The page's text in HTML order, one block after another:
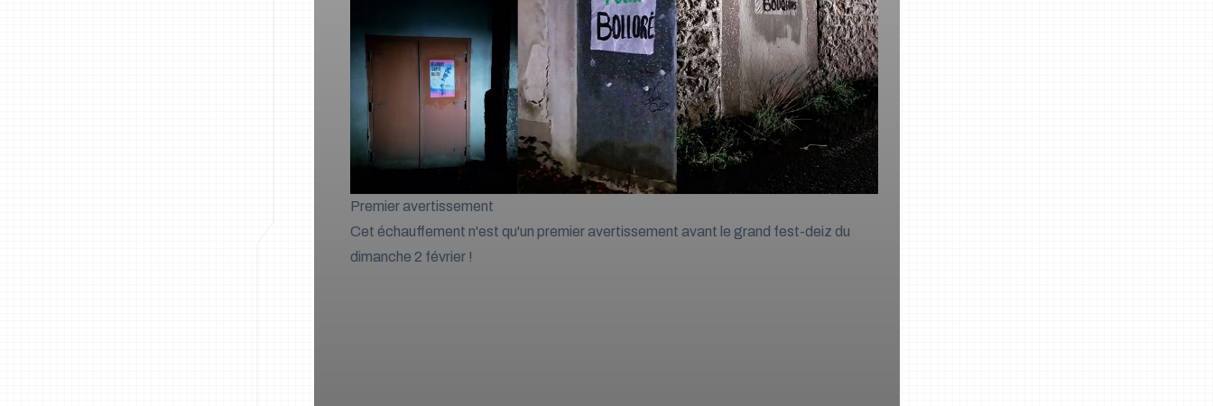
Premier avertissement
Cet échauffement n'est qu'un premier avertissement avant le grand fest-deiz du
dimanche 2 février !